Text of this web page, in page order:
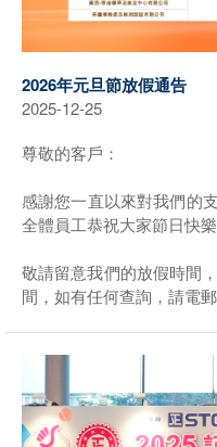
2026年元旦節放假通告
2025-12-25
尊敬的客戶：
感謝您一直以來對我們的
全體員工恭祝大家節日快
敬請留意我們的放假時間
間，如有任何查詢，請電